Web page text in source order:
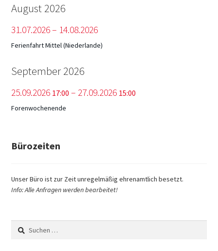
August 2026
31.07.2026– 14.08.2026
Ferienfahrt Mittel (Niederlande)
September 2026
25.09.2026 17:00 – 27.09.2026 15:00
Forenwochenende
Bürozeiten
Unser Büro ist zur Zeit unregelmäßig ehrenamtlich besetzt.
Info: Alle Anfragen werden bearbeitet!
Suchen
nach: